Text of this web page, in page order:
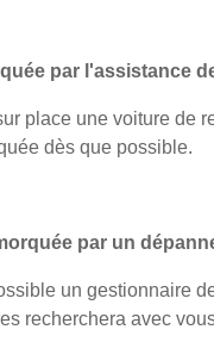
par l'assistance
place une voiture de
dès que possible.
par un
un gestionnaire
recherchera avec